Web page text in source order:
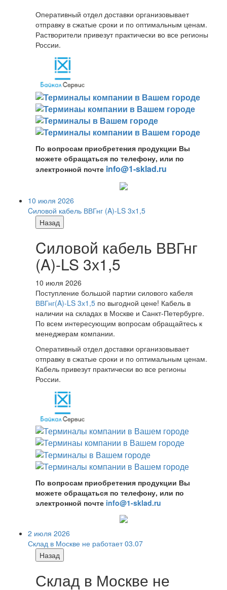
Оперативный отдел доставки организовывает
отправку в сжатые сроки и по оптимальным ценам.
Растворители привезут практически во все регионы
России.
По вопросам приобретения продукции Вы
можете обращаться по телефону, или по
электронной почте info@1-sklad.ru
10 июля 2026
Cиловой кабель ВВГнг (A)-LS 3х1,5
Назад
Cиловой кабель ВВГнг
(A)-LS 3х1,5
10 июля 2026
Поступление большой партии силового кабеля
ВВГнг(A)-LS 3х1,5 по выгодной цене! Кабель в
наличии на складах в Москве и Санкт-Петербурге.
По всем интересующим вопросам обращайтесь к
менеджерам компании.
Оперативный отдел доставки организовывает
отправку в сжатые сроки и по оптимальным ценам.
Кабель привезут практически во все регионы
России.
По вопросам приобретения продукции Вы
можете обращаться по телефону, или по
электронной почте info@1-sklad.ru
2 июля 2026
Склад в Москве не работает 03.07
Назад
Склад в Москве не